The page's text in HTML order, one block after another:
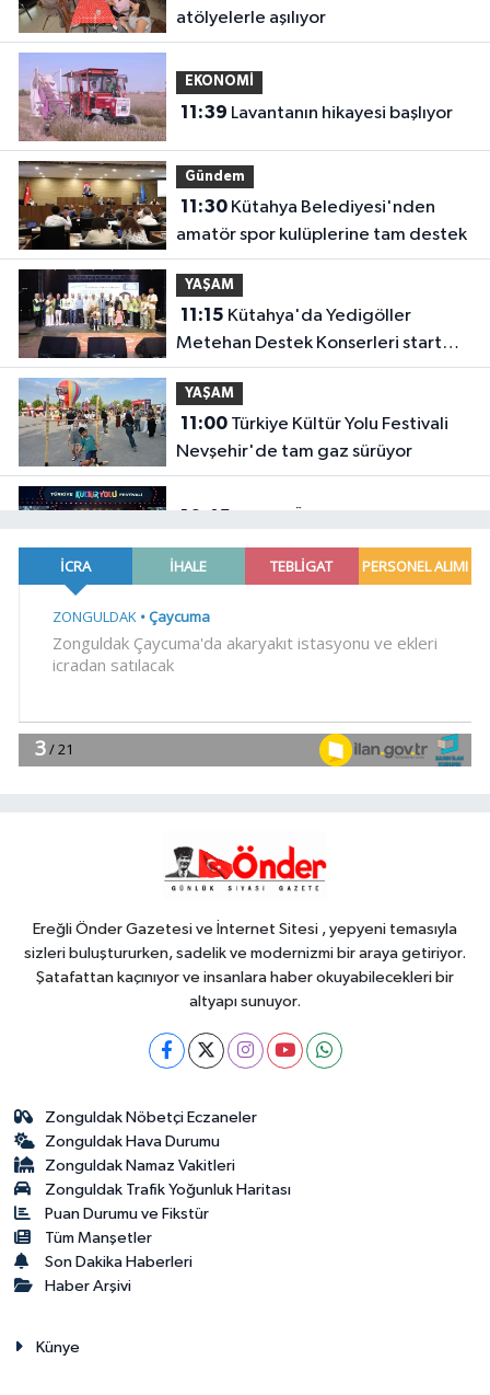
atölyelerle aşılıyor
EKONOMİ
11:39 Lavantanın hikayesi başlıyor
Gündem
11:30Kütahya Belediyesi'nden
amatör spor kulüplerine tam destek
YAŞAM
11:15
Metehan Destek Konserleri start
aldı
YAŞAM
11:00Türkiye Kültür Yolu Festivali
Nevşehir'de tam gaz sürüyor
10:45
salladı
10:39Mühendis Tek-Sen
10:15
Nürnberg'in resmi sponsoru oldu
Ereğli Önder Gazetesi ve İnternet Sitesi , yepyeni temasıyla
sizleri buluştururken, sadelik ve modernizmi bir araya getiriyor.
Şatafattan kaçınıyor ve insanlara haber okuyabilecekleri bir
altyapı sunuyor.
Zonguldak Nöbetçi Eczaneler
Zonguldak Hava Durumu
Zonguldak Namaz Vakitleri
Zonguldak Trafik Yoğunluk Haritası
Puan Durumu ve Fikstür
Tüm Manşetler
Son Dakika Haberleri
Haber Arşivi
Künye